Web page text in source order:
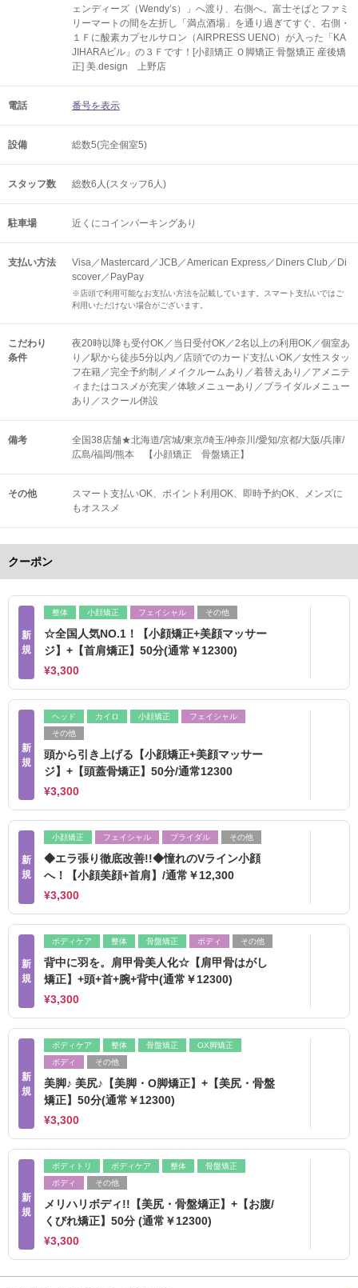
ェンディーズ（Wendy’s）」へ渡り、右側へ。富士そばとファミ
リーマートの間を左折し「満点酒場」を通り過ぎてすぐ、右側・
１Ｆに酸素カプセルサロン（AIRPRESS UENO）が入った「KA
JIHARAビル」の３Ｆです！[小顔矯正 Ｏ脚矯正 骨盤矯正 産後矯
正] 美.design 上野店
電話 番号を表示
設備 総数5(完全個室5)
スタッフ数 総数6人(スタッフ6人)
駐車場 近くにコインパーキングあり
支払い方法
Visa／Mastercard／JCB／American Express／Diners Club／Di
scover／PayPay
※店頭で利用可能なお支払い方法を記載しています。スマート支払いではご
利用いただけない場合がございます。
こだわり
条件
夜20時以降も受付OK／当日受付OK／2名以上の利用OK／個室あ
り／駅から徒歩5分以内／店頭でのカード支払いOK／女性スタッ
フ在籍／完全予約制／メイクルームあり／着替えあり／アメニテ
ィまたはコスメが充実／体験メニューあり／ブライダルメニュー
あり／スクール併設
備考
全国38店舗★北海道/宮城/東京/埼玉/神奈川/愛知/京都/大阪/兵庫/
広島/福岡/熊本 【小顔矯正 骨盤矯正】
その他 スマート支払いOK ポイント利用OK 即時予約OK
メンズに
もオススメ
クーポン
新
規
整体 小顔矯正 フェイシャル その他
☆全国人気NO.1！【小顔矯正+美顔マッサー
ジ】+【首肩矯正】50分(通常￥12300)
¥3,300
新
規
ヘッド カイロ 小顔矯正
フェイシャル
その他
頭から引き上げる【小顔矯正+美顔マッサー
ジ】+【頭蓋骨矯正】50分/通常12300
¥3,300
新
規
小顔矯正 フェイシャル ブライダル その他
◆エラ張り徹底改善!!◆憧れのVライン小顔
へ！【小顔美顔+首肩】/通常￥12,300
¥3,300
新
規
ボディケア 整体 骨盤矯正 ボディ その他
背中に羽を。肩甲骨美人化☆【肩甲骨はがし
矯正】+頭+首+腕+背中(通常￥12300)
¥3,300
新
規
ボディケア 整体 骨盤矯正
OX脚矯正
ボディ
その他
美脚♪ 美尻♪【美脚・O脚矯正】+【美尻・骨盤
矯正】50分(通常￥12300)
¥3,300
新
規
ボディトリ ボディケア 整体
骨盤矯正
ボディ
その他
メリハリボディ!!【美尻・骨盤矯正】+【お腹/
くびれ矯正】50分 (通常￥12300)
¥3,300